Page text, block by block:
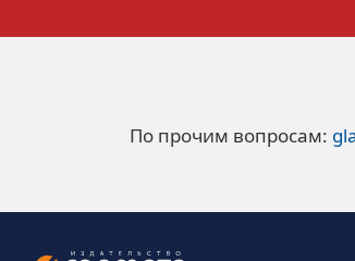
По прочим вопросам: